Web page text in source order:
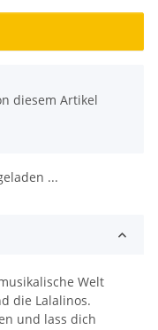
diesem Artikel
...
Welt
die Lalalinos.
und lass dich